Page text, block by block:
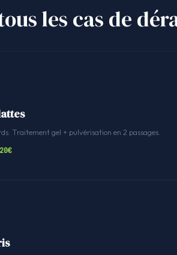
les cas de
Traitement gel + pulvérisation en 2 passages.